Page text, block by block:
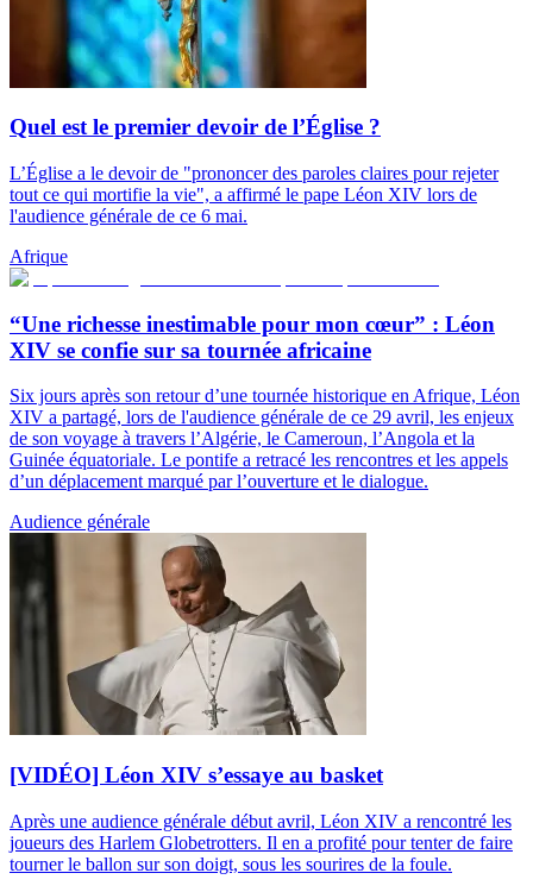
Quel est le premier devoir de l’Église ?
L’Église a le devoir de "prononcer des paroles claires pour rejeter
tout ce qui mortifie la vie", a affirmé le pape Léon XIV lors de
l'audience générale de ce 6 mai.
Afrique
“Une richesse inestimable pour mon cœur” : Léon
XIV se confie sur sa tournée africaine
Six jours après son retour d’une tournée historique en Afrique, Léon
XIV a partagé, lors de l'audience générale de ce 29 avril, les enjeux
de son voyage à travers l’Algérie, le Cameroun, l’Angola et la
Guinée équatoriale. Le pontife a retracé les rencontres et les appels
d’un déplacement marqué par l’ouverture et le dialogue.
Audience générale
[VIDÉO] Léon XIV s’essaye au basket
Après une audience générale début avril, Léon XIV a rencontré les
joueurs des Harlem Globetrotters. Il en a profité pour tenter de faire
tourner le ballon sur son doigt, sous les sourires de la foule.